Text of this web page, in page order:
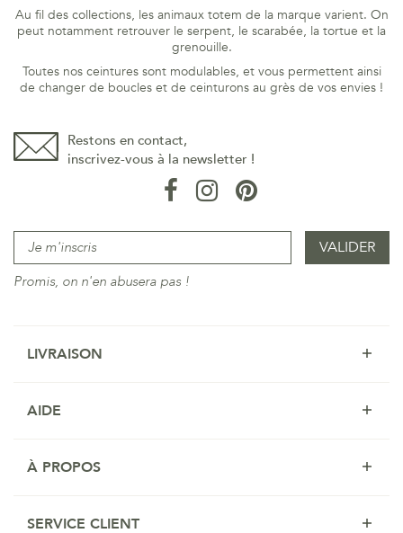
Au fil des collections, les animaux totem de la marque varient. On
peut notamment retrouver le serpent, le scarabée, la tortue et la
grenouille.
Toutes nos ceintures sont modulables, et vous permettent ainsi
de changer de boucles et de ceinturons au grès de vos envies !
Restons en contact,
inscrivez-vous à la newsletter !
Promis, on n'en abusera pas !
LIVRAISON
AIDE
À PROPOS
SERVICE CLIENT